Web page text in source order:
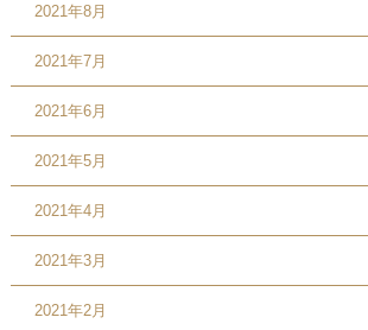
2021年8月
2021年7月
2021年6月
2021年5月
2021年4月
2021年3月
2021年2月